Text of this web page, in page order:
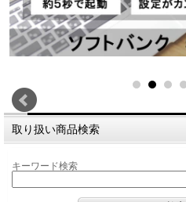
取り扱い商品検索
キーワード検索